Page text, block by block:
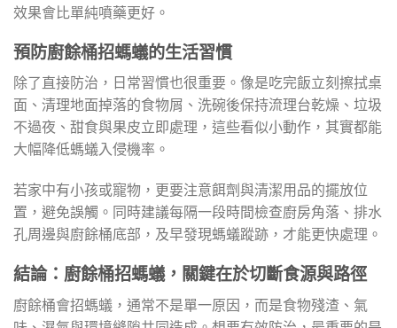
效果會比單純噴藥更好。
預防廚餘桶招螞蟻的生活習慣
除了直接防治，日常習慣也很重要。像是吃完飯立刻擦拭桌
面、清理地面掉落的食物屑、洗碗後保持流理台乾燥、垃圾
不過夜、甜食與果皮立即處理，這些看似小動作，其實都能
大幅降低螞蟻入侵機率。
若家中有小孩或寵物，更要注意餌劑與清潔用品的擺放位
置，避免誤觸。同時建議每隔一段時間檢查廚房角落、排水
孔周邊與廚餘桶底部，及早發現螞蟻蹤跡，才能更快處理。
結論：廚餘桶招螞蟻，關鍵在於切斷食源與路徑
廚餘桶會招螞蟻，通常不是單一原因，而是食物殘渣、氣